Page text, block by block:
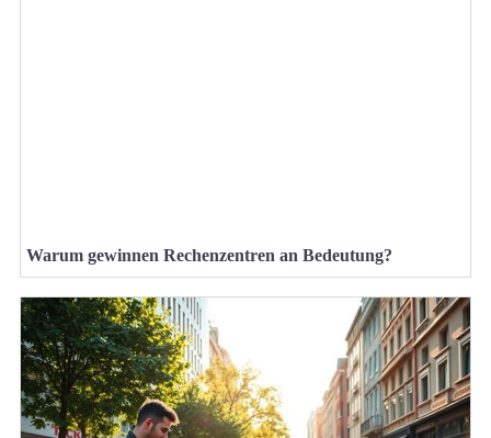
Warum gewinnen Rechenzentren an Bedeutung?